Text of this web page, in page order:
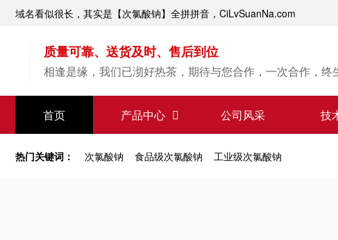
域名看似很长，其实是【次氯酸钠】全拼拼音，CiLvSuanNa.com
质量可靠、送货及时、售后到位
相逢是缘，我们已沏好热茶，期待与您合作，一次合作，终
首页 产品中心 公司风采 技
【次氯酸钠】源头直供
专业经验，值得信赖
热门关键词： 次氯酸钠 食品级次氯酸钠 工业级次氯酸钠